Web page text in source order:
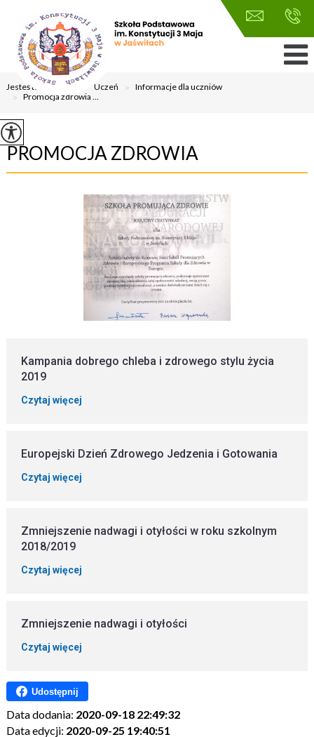
Jesteś tutaj:Home Uczeń > Informacje dla uczniów
> Promocja zdrowia ...
PROMOCJA ZDROWIA
Kampania dobrego chleba i zdrowego stylu życia
2019
Czytaj więcej
Europejski Dzień Zdrowego Jedzenia i Gotowania
Czytaj więcej
Zmniejszenie nadwagi i otyłości w roku szkolnym
2018/2019
Czytaj więcej
Zmniejszenie nadwagi i otyłości
Czytaj więcej
Udostępnij
Data dodania: 2020-09-18 22:49:32
Data edycji: 2020-09-25 19:40:51